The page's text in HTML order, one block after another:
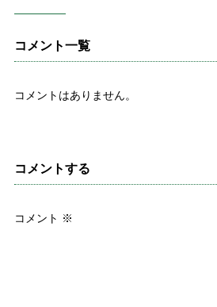
コメント一覧
コメントはありません。
コメントする
コメント ※